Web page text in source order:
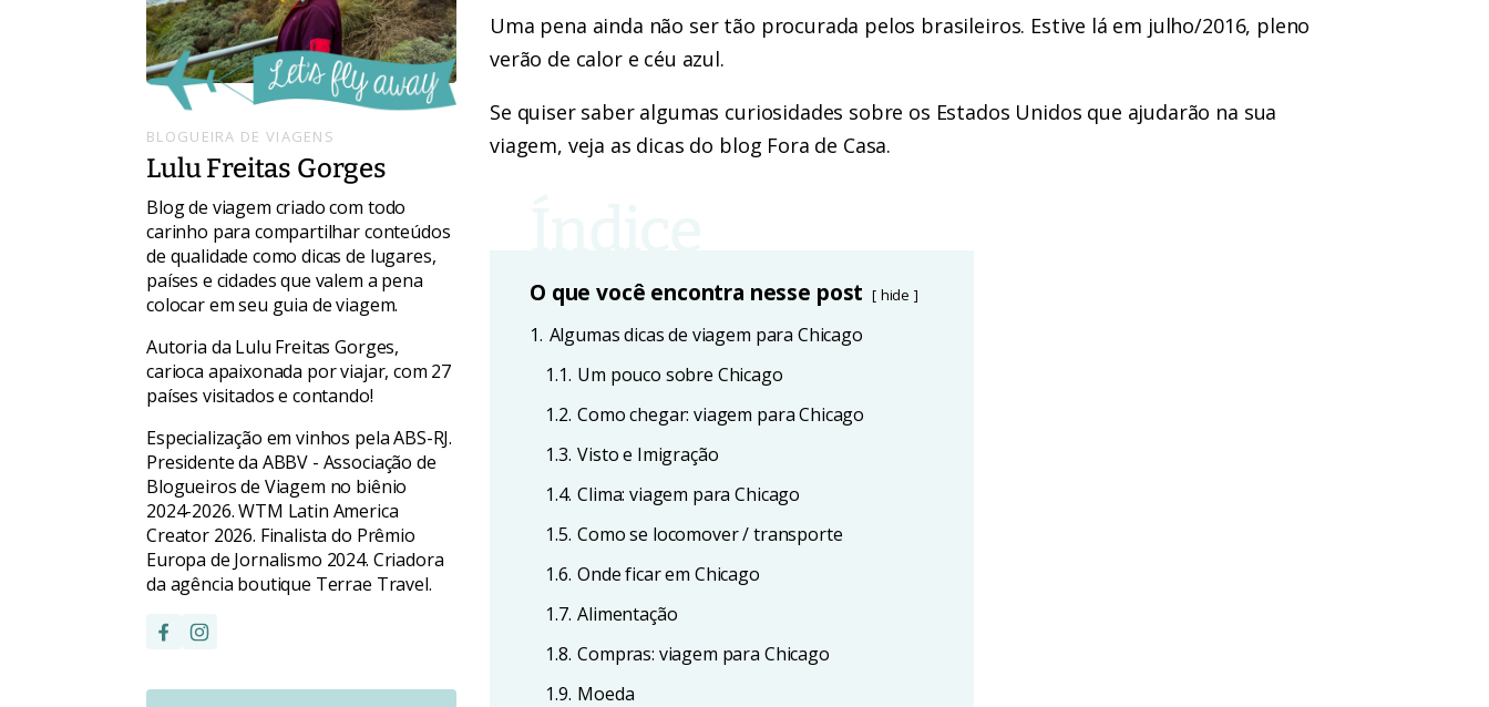
Uma pena ainda não ser tão procurada pelos brasileiros. Estive lá em julho/2016, pleno
verão de calor e céu azul.
Se quiser saber algumas curiosidades sobre os Estados Unidos que ajudarão na sua
viagem, veja as dicas do blog Fora de Casa.
O que você encontra nesse post hide
1. Algumas dicas de viagem para Chicago
1.1. Um pouco sobre Chicago
1.2. Como chegar: viagem para Chicago
1.3. Visto e Imigração
1.4. Clima: viagem para Chicago
1.5. Como se locomover / transporte
1.6. Onde ficar em Chicago
1.7. Alimentação
1.8. Compras: viagem para Chicago
1.9. Moeda
BLOGUEIRA DE VIAGENS
Lulu Freitas Gorges
Blog de viagem criado com todo
carinho para compartilhar conteúdos
de qualidade como dicas de lugares,
países e cidades que valem a pena
colocar em seu guia de viagem.
Autoria da Lulu Freitas Gorges,
carioca apaixonada por viajar, com 27
países visitados e contando!
Especialização em vinhos pela ABS-RJ.
Presidente da ABBV - Associação de
Blogueiros de Viagem no biênio
2024-2026. WTM Latin America
Creator 2026. Finalista do Prêmio
Europa de Jornalismo 2024. Criadora
da agência boutique Terrae Travel.